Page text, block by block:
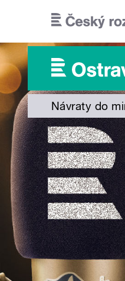
Návraty do